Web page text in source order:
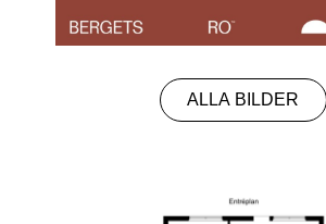
ALLA BILDER